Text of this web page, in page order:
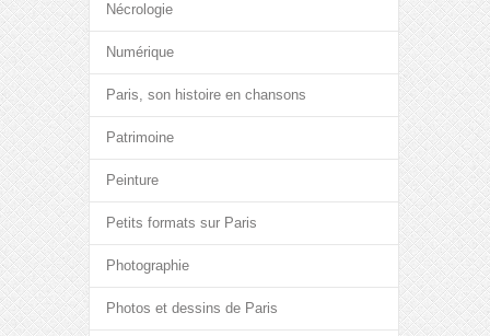
Nécrologie
Numérique
Paris, son histoire en chansons
Patrimoine
Peinture
Petits formats sur Paris
Photographie
Photos et dessins de Paris